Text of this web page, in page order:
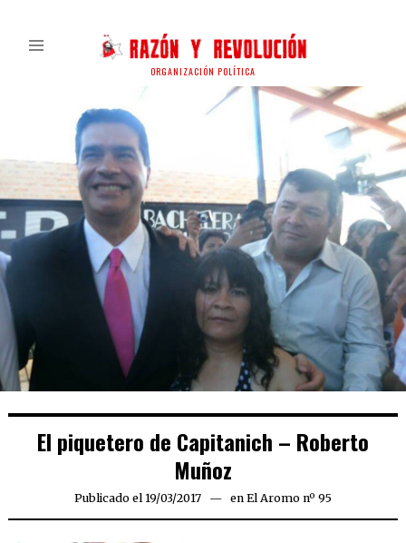
ORGANIZACIÓN POLÍTICA
El piquetero de Capitanich – Roberto
Muñoz
Publicado el 19/03/2017 en El Aromo nº 95